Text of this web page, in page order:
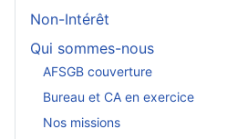
Non-Intérêt
Qui sommes-nous
AFSGB couverture
Bureau et CA en exercice
Nos missions